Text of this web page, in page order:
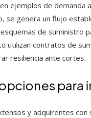
ejemplos de demanda
se genera un flujo
esquemas de suministro
utilizan contratos de
resiliencia ante cortes.
para
y adquirentes con